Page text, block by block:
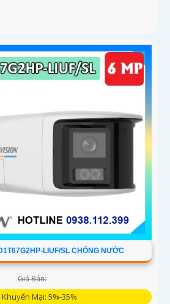
LIUF/SL CHỐNG NƯỚC
Giá Bán:
Khuyến Mại: 5%-35%